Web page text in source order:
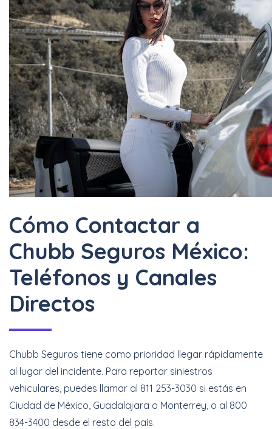
Cómo Contactar a
Chubb Seguros México:
Teléfonos y Canales
Directos
Chubb Seguros tiene como prioridad llegar rápidamente
al lugar del incidente. Para reportar siniestros
vehiculares, puedes llamar al 811 253-3030 si estás en
Ciudad de México, Guadalajara o Monterrey, o al 800
834-3400 desde el resto del país.